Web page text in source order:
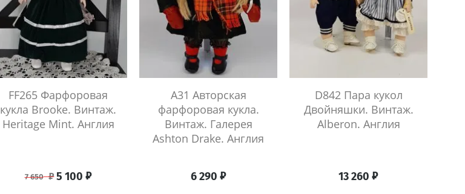
FF265 Фарфоровая
кукла Brooke. Винтаж.
Heritage Mint. Англия
7 650₽5 100 ₽
A31 Авторская
фарфоровая кукла.
Винтаж. Галерея
Ashton Drake. Англия
6 290 ₽
D842 Пара кукол
Двойняшки. Винтаж.
Alberon. Англия
13 260 ₽